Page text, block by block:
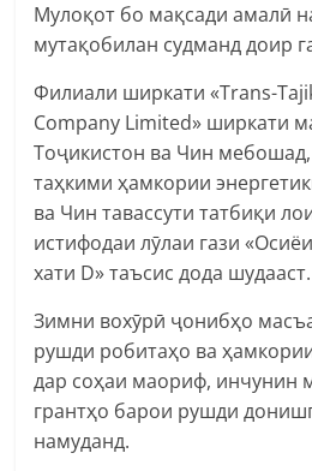
Мулоқот бо мақсади амалӣ
мутақобилан судманд доир
Филиали ширкати «Trans-
Company Limited» ширкати
Тоҷикистон ва Чин
таҳкими ҳамкории
ва Чин тавассути татбиқи
истифодаи лӯлаи гази
хати D» таъсис дода шудааст.
Зимни вохӯрӣ ҷонибҳо
рушди робитаҳо ва
дар соҳаи маориф, инчунин
грантҳо барои рушди
намуданд.